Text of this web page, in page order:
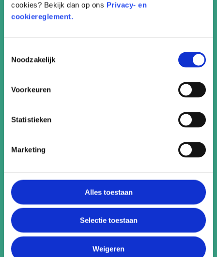
cookies? Bekijk dan op ons Privacy- en
cookiereglement.
Noodzakelijk
Voorkeuren
Statistieken
Marketing
Alles toestaan
Selectie toestaan
Weigeren
Zwart wit memory
Rekenbladen groep 8